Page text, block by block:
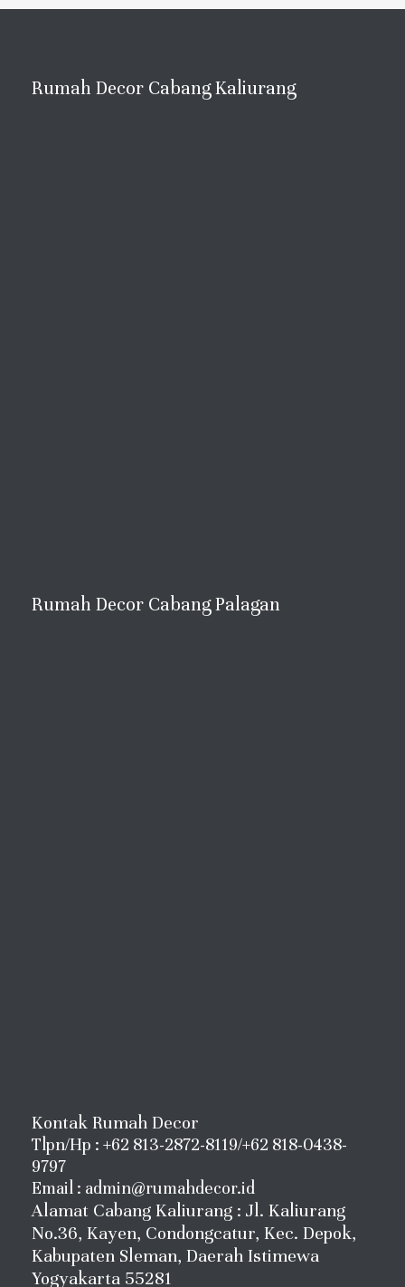
Rumah Decor Cabang Kaliurang
Rumah Decor Cabang Palagan
Kontak Rumah Decor
Tlpn/Hp : +62 813-2872-8119/+62 818-0438-
9797
Email : admin@rumahdecor.id
Alamat Cabang Kaliurang : Jl. Kaliurang
No.36, Kayen, Condongcatur, Kec. Depok,
Kabupaten Sleman, Daerah Istimewa
Yogyakarta 55281